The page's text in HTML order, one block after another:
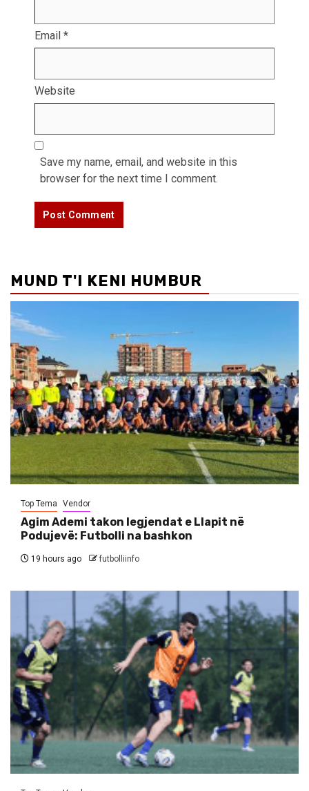
Email *
Website
Save my name, email, and website in this
browser for the next time I comment.
MUND T'I KENI HUMBUR
Top Tema Vendor
Agim Ademi takon legjendat e Llapit në
Podujevë: Futbolli na bashkon
19 hours ago futbolliinfo